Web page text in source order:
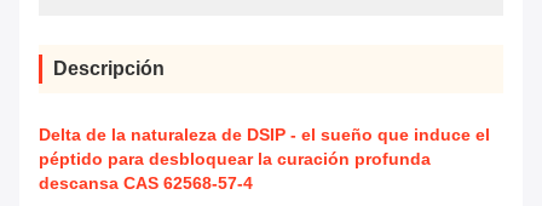
Descripción
Delta de la naturaleza de DSIP - el sueño que induce el
péptido para desbloquear la curación profunda
descansa CAS 62568-57-4